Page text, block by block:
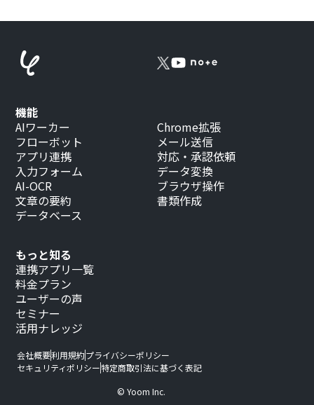
もっと知る
連携アプリ一覧
料金プラン
ユーザーの声
セミナー
活用ナレッジ
機能
AIワーカー
フローボット
アプリ連携
入力フォーム
AI-OCR
文章の要約
データベース
Chrome拡張
メール送信
対応・承認依頼
データ変換
ブラウザ操作
書類作成
会社概要利用規約プライバシーポリシー
セキュリティポリシー特定商取引法に基づく表記
© Yoom Inc.